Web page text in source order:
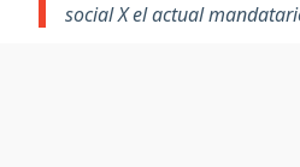
social X el actual